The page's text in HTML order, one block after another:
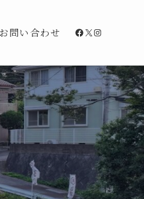
お問い合わせ Facebook
X